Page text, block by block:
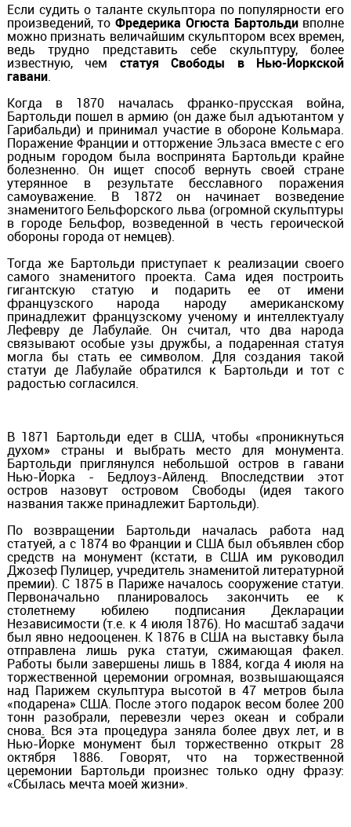
Если судить о таланте скульптора по популярности его
произведений, тоФредерика Огюста Бартольдивполне
можно признать величайшим скульптором всех времен,
ведь трудно представить себе скульптуру, более
известную, чем статуя Свободы в Нью-Йоркской
гавани.
Когда в 1870 началась франко-прусская война,
Бартольди пошел в армию (он даже был адъютантом у
Гарибальди) и принимал участие в обороне Кольмара.
Поражение Франции и отторжение Эльзаса вместе с его
родным городом была воспринята Бартольди крайне
болезненно. Он ищет способ вернуть своей стране
утерянное в результате бесславного поражения
самоуважение. В 1872 он начинает возведение
знаменитого Бельфорского льва (огромной скульптуры
в городе Бельфор, возведенной в честь героической
обороны города от немцев).
Тогда же Бартольди приступает к реализации своего
самого знаменитого проекта. Сама идея построить
гигантскую статую и подарить ее от имени
французского народа народу американскому
принадлежит французскому ученому и интеллектуалу
Лефевру де Лабулайе. Он считал, что два народа
связывают особые узы дружбы, а подаренная статуя
могла бы стать ее символом. Для создания такой
статуи де Лабулайе обратился к Бартольди и тот с
радостью согласился.
В 1871 Бартольди едет в США, чтобы «проникнуться
духом» страны и выбрать место для монумента.
Бартольди приглянулся небольшой остров в гавани
Нью-Йорка - Бедлоуз-Айленд. Впоследствии этот
остров назовут островом Свободы (идея такого
названия также принадлежит Бартольди).
По возвращении Бартольди началась работа над
статуей, а с 1874 во Франции и США был объявлен сбор
средств на монумент (кстати, в США им руководил
Джозеф Пулицер, учредитель знаменитой литературной
премии). С 1875 в Париже началось сооружение статуи.
Первоначально планировалось закончить ее к
столетнему юбилею подписания Декларации
Независимости (т.е. к 4 июля 1876). Но масштаб задачи
был явно недооценен. К 1876 в США на выставку была
отправлена лишь рука статуи, сжимающая факел.
Работы были завершены лишь в 1884, когда 4 июля на
торжественной церемонии огромная, возвышающаяся
над Парижем скульптура высотой в 47 метров была
«подарена» США. После этого подарок весом более 200
тонн разобрали, перевезли через океан и собрали
снова. Вся эта процедура заняла более двух лет, и в
Нью-Йорке монумент был торжественно открыт 28
октября 1886. Говорят, что на торжественной
церемонии Бартольди произнес только одну фразу:
«Сбылась мечта моей жизни».